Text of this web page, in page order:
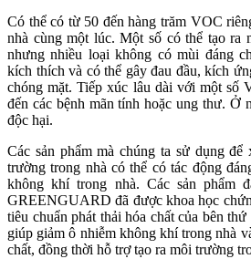
Có thể có từ 50 đến hàng trăm VOC
nhà cùng một lúc. Một số có thể tạo ra
nhưng nhiều loại không có mùi đáng
kích thích và có thể gây đau đầu, kích
chóng mặt. Tiếp xúc lâu dài với một số
đến các bệnh mãn tính hoặc ung thư. Ở
độc hại.
Các sản phẩm mà chúng ta sử dụng
trường trong nhà có thể có tác động
không khí trong nhà. Các sản phẩm
GREENGUARD đã được khoa học
tiêu chuẩn phát thải hóa chất của bên
giúp giảm ô nhiễm không khí trong nhà
chất, đồng thời hỗ trợ tạo ra môi trường